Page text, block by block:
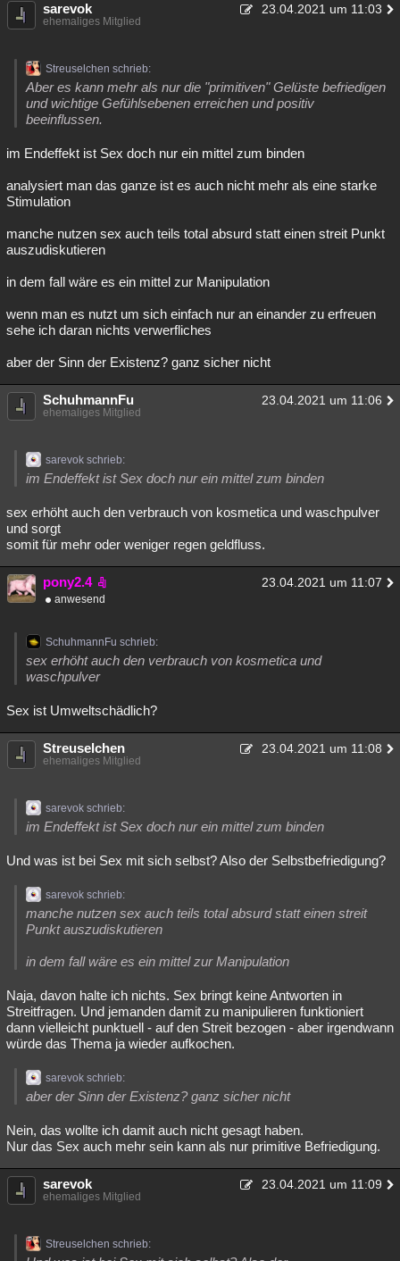
sarevok 23.04.2021 um 11:03
ehemaliges Mitglied
Streuselchen schrieb:
Aber es kann mehr als nur die "primitiven" Gelüste befriedigen
und wichtige Gefühlsebenen erreichen und positiv
beeinflussen.
im Endeffekt ist Sex doch nur ein mittel zum binden
analysiert man das ganze ist es auch nicht mehr als eine starke
Stimulation
manche nutzen sex auch teils total absurd statt einen streit Punkt
auszudiskutieren
in dem fall wäre es ein mittel zur Manipulation
wenn man es nutzt um sich einfach nur an einander zu erfreuen
sehe ich daran nichts verwerfliches
aber der Sinn der Existenz? ganz sicher nicht
SchuhmannFu 23.04.2021 um 11:06
ehemaliges Mitglied
sarevok schrieb:
im Endeffekt ist Sex doch nur ein mittel zum binden
sex erhöht auch den verbrauch von kosmetica und waschpulver
und sorgt
somit für mehr oder weniger regen geldfluss.
pony2.4 23.04.2021 um 11:07
anwesend
SchuhmannFu schrieb:
sex erhöht auch den verbrauch von kosmetica und
waschpulver
Sex ist Umweltschädlich?
Streuselchen 23.04.2021 um 11:08
ehemaliges Mitglied
sarevok schrieb:
im Endeffekt ist Sex doch nur ein mittel zum binden
Und was ist bei Sex mit sich selbst? Also der Selbstbefriedigung?
sarevok schrieb:
manche nutzen sex auch teils total absurd statt einen streit
Punkt auszudiskutieren
in dem fall wäre es ein mittel zur Manipulation
Naja, davon halte ich nichts. Sex bringt keine Antworten in
Streitfragen. Und jemanden damit zu manipulieren funktioniert
dann vielleicht punktuell - auf den Streit bezogen - aber irgendwann
würde das Thema ja wieder aufkochen.
sarevok schrieb:
aber der Sinn der Existenz? ganz sicher nicht
Nein, das wollte ich damit auch nicht gesagt haben.
Nur das Sex auch mehr sein kann als nur primitive Befriedigung.
sarevok 23.04.2021 um 11:09
ehemaliges Mitglied
Streuselchen schrieb: